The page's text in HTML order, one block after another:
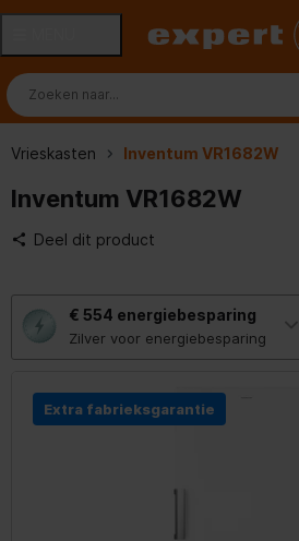
Vrieskasten Inventum VR1682W
Inventum VR1682W
Deel dit product
€ 554 energiebesparing
Zilver voor energiebesparing
deze
knop
opent
tool
voor
energiebesparing.
Extra fabrieksgarantie